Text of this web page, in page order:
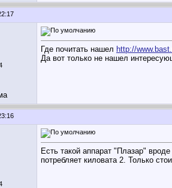
Где почитать нашел http://
Да вот только не нашел
Есть такой аппарат "Плазар"
потребляет киловата 2. Только